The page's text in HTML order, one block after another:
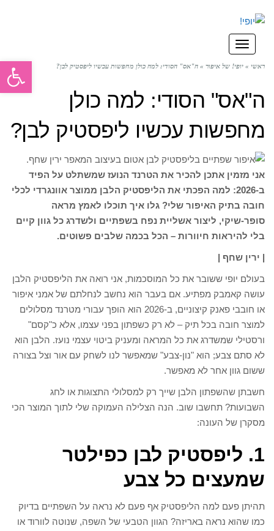
תפריט
ראשי » יופי! של איפור » ה"אס" הסודי: למה כולן מחפשות עכשיו ליפסטיק לבן?
ה"אס" הסודי: למה כולן
מחפשות עכשיו ליפסטיק לבן?
אני מזמין אתכן להכיר את הטרנד הנועז שמשתלט על הפיד
ב-2026: למה הפכתי את הליפסטיק הלבן ממוצר אוונגרדי לכלי
חובה בתיק האיפור שלי? גלו איך תוכלו לאמץ מראה
סופר-שיקי, ליצור אשליית נפח בשפתיים ולשדרג כל גוון קיים
בלי להיראות חיוורות – הכל בכמה שלבים פשוטים.
| ירין שחף |
בעולם יופי ששובר את כל המוסכמות, אני רואה את הליפסטיק הלבן
עושה קאמבק מפתיע. אם בעבר הוא נחשב לנחלתם של אמני איפור
או חובבי פאנק קיצוניים, ב-2026 הוא הופך עבורי מטרנד מסלולים
למוצר חובה בכל תיק – לא רק כשפתון בפני עצמו, אלא כ"קסם"
ורסטילי שמשדרג את כל המראה ומעניק ביטוי עצמי נועז. הלבן הוא
לא סתם צבע; הוא "נון-צבע" שמאפשר לנו לשחק עם אור וצל בצורה
ששום גוון אחר לא מאפשר.
חשבתן שהשפתון הלבן שייך רק למסלולי התצוגות או לחג
השבועות? תחשבו שוב. הנה הצלילה העמוקה שלי לתוך המוצר הכי
מסקרן של העונה:
1. ליפסטיק לבן כפילטר
שמעצים כל צבע
תהיתן פעם למה הליפסטיק אף פעם לא נראה על השפתיים בדיוק
כמו שהוא נראה באריזה? הגוון הטבעי של השפה, שנוטה לוורוד או
פתח